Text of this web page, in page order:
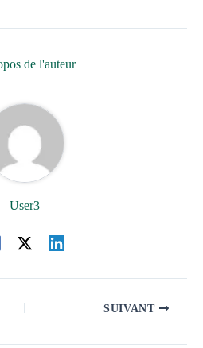
de l'auteur
User3
SUIVANT